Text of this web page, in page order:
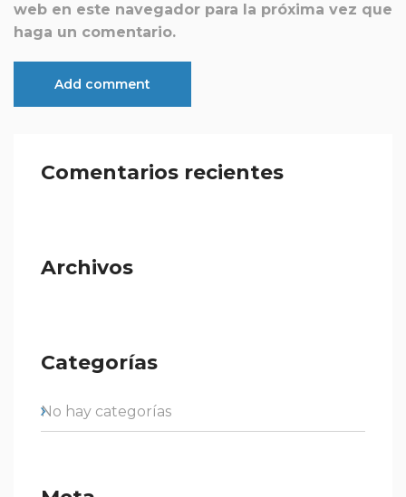
web en este navegador para la próxima vez que
haga un comentario.
Comentarios recientes
Archivos
Categorías
No hay categorías